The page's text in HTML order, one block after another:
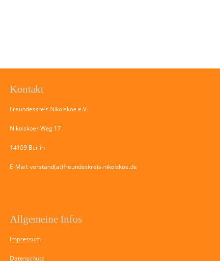
Kontakt
Freundeskreis Nikolskoe e.V.
Nikolskoer Weg 17
14109 Berlin
E-Mail: vorstand(at)freundeskreis-nikolskoe.de
Allgemeine Infos
Impressum
Datenschutz